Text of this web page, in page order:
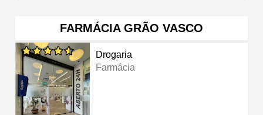
FARMÁCIA GRÃO VASCO
Drogaria
Farmácia